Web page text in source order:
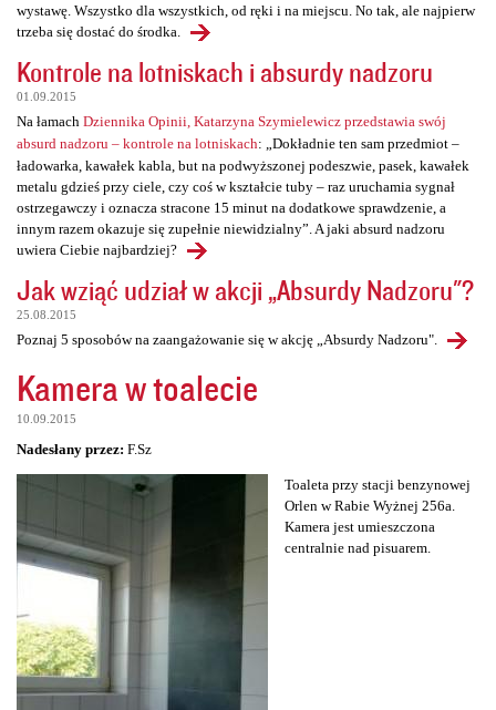
wystawę. Wszystko dla wszystkich, od ręki i na miejscu. No tak, ale najpierw
trzeba się dostać do środka.
Kontrole na lotniskach i absurdy nadzoru
01.09.2015
Na łamach Dziennika Opinii, Katarzyna Szymielewicz przedstawia swój
absurd nadzoru – kontrole na lotniskach: „Dokładnie ten sam przedmiot –
ładowarka, kawałek kabla, but na podwyższonej podeszwie, pasek, kawałek
metalu gdzieś przy ciele, czy coś w kształcie tuby – raz uruchamia sygnał
ostrzegawczy i oznacza stracone 15 minut na dodatkowe sprawdzenie, a
innym razem okazuje się zupełnie niewidzialny”. A jaki absurd nadzoru
uwiera Ciebie najbardziej?
Jak wziąć udział w akcji „Absurdy Nadzoru"?
25.08.2015
Poznaj 5 sposobów na zaangażowanie się w akcję „Absurdy Nadzoru".
Kamera w toalecie
10.09.2015
Nadesłany przez: F.Sz
Toaleta przy stacji benzynowej
Orlen w Rabie Wyżnej 256a.
Kamera jest umieszczona
centralnie nad pisuarem.